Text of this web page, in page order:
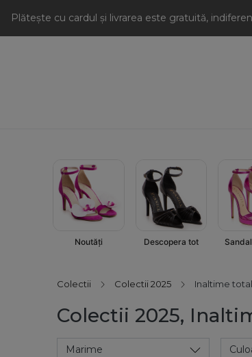
Plătește cu cardul și livrarea este gratuită,
Noutăți Descopera tot
Colectii Colectii 2025 Inaltime
Colectii 2025,
Marime